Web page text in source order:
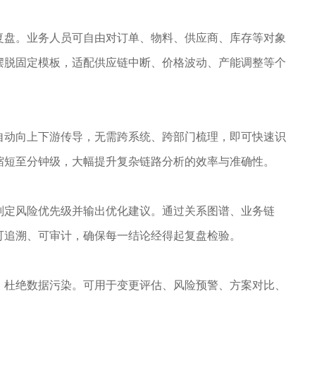
。业务人员可自由对订单、物料、供应商、库存等对象
固定模板，适配供应链中断、价格波动、产能调整等个
向上下游传导，无需跨系统、跨部门梳理，即可快速识
至分钟级，大幅提升复杂链路分析的效率与准确性。
风险优先级并输出优化建议。通过关系图谱、业务链
溯、可审计，确保每一结论经得起复盘检验。
绝数据污染。可用于变更评估、风险预警、方案对比、